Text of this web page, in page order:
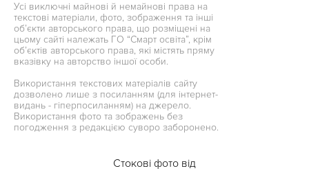
Усі виключні майнові й немайнові права на
текстові матеріали, фото, зображення та інші
об’єкти авторського права, що розміщені на
цьому сайті належать ГО “Смарт освіта”, крім
об’єктів авторського права, які містять пряму
вказівку на авторство іншої особи.
Використання текстових матеріалів сайту
дозволено лише з посиланням (для інтернет-
видань - гіперпосиланням) на джерело.
Використання фото та зображень без
погодження з редакцією суворо заборонено.
Стокові фото від